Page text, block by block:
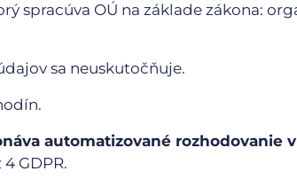
spracúva OÚ na základe zákona:
sa neuskutočňuje.
automatizované rozhodovanie
4 GDPR.